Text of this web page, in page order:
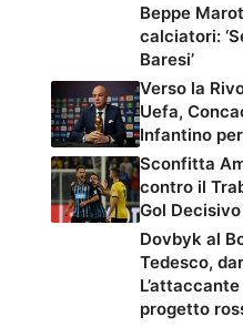
Beppe
calciatori:
Baresi’
Verso la
Uefa,
Infantino
Sconfitta
contro il
Gol
Dovbyk al
Tedesco,
progetto